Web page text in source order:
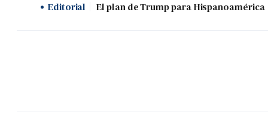
Editorial El plan de Trump para Hispanoamérica